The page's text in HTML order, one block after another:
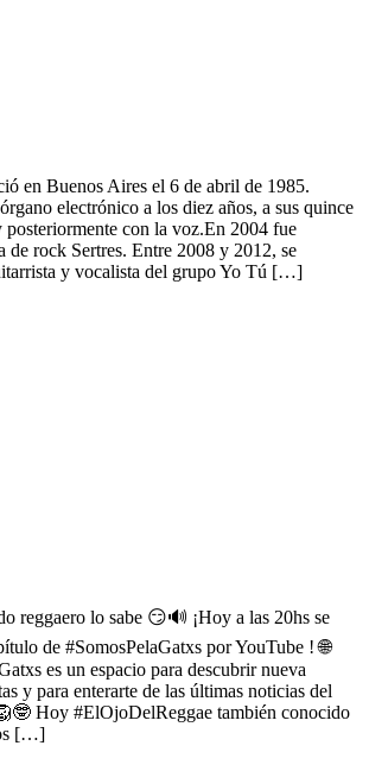
en Buenos Aires el 6 de abril de 1985.
electrónico a los diez años, a sus quince
posteriormente con la voz.En 2004 fue
de rock Sertres. Entre 2008 y 2012, se
y vocalista del grupo Yo Tú […]
reggaero lo sabe 😏🔊 ¡Hoy a las 20hs se
de #SomosPelaGatxs por YouTube ! 🌐
es un espacio para descubrir nueva
y para enterarte de las últimas noticias del
Hoy #ElOjoDelReggae también conocido
[…]